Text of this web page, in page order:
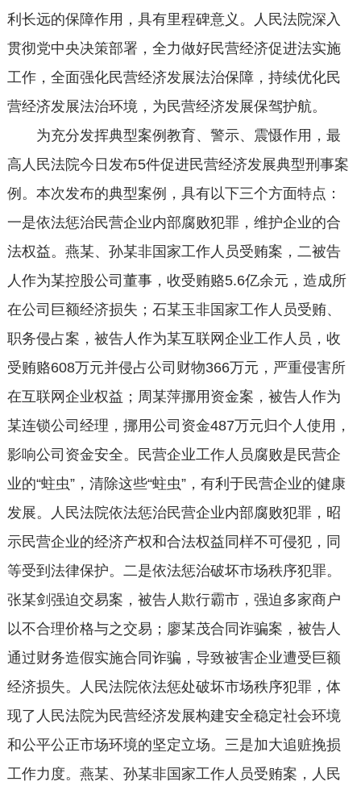
利长远的保障作用，具有里程碑意义。人民法院深入
贯彻党中央决策部署，全力做好民营经济促进法实施
工作，全面强化民营经济发展法治保障，持续优化民
营经济发展法治环境，为民营经济发展保驾护航。
为充分发挥典型案例教育、警示、震慑作用，最
高人民法院今日发布5件促进民营经济发展典型刑事案
例。本次发布的典型案例，具有以下三个方面特点：
一是依法惩治民营企业内部腐败犯罪，维护企业的合
法权益。燕某、孙某非国家工作人员受贿案，二被告
人作为某控股公司董事，收受贿赂5.6亿余元，造成所
在公司巨额经济损失；石某玉非国家工作人员受贿、
职务侵占案，被告人作为某互联网企业工作人员，收
受贿赂608万元并侵占公司财物366万元，严重侵害所
在互联网企业权益；周某萍挪用资金案，被告人作为
某连锁公司经理，挪用公司资金487万元归个人使用，
影响公司资金安全。民营企业工作人员腐败是民营企
业的“蛀虫”，清除这些“蛀虫”，有利于民营企业的健康
发展。人民法院依法惩治民营企业内部腐败犯罪，昭
示民营企业的经济产权和合法权益同样不可侵犯，同
等受到法律保护。二是依法惩治破坏市场秩序犯罪。
张某剑强迫交易案，被告人欺行霸市，强迫多家商户
以不合理价格与之交易；廖某茂合同诈骗案，被告人
通过财务造假实施合同诈骗，导致被害企业遭受巨额
经济损失。人民法院依法惩处破坏市场秩序犯罪，体
现了人民法院为民营经济发展构建安全稳定社会环境
和公平公正市场环境的坚定立场。三是加大追赃挽损
工作力度。燕某、孙某非国家工作人员受贿案，人民